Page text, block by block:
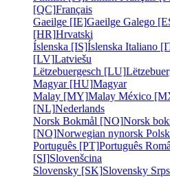
[QC]Français
Gaeilge [IE]Gaeilge Galego
[HR]Hrvatski
Íslenska [IS]Íslenska Italiano
[LV]Latviešu
Lëtzebuergesch [LU]
Magyar [HU]Magyar
Malay [MY]Malay México
[NL]Nederlands
Norsk Bokmål [NO]Norsk
[NO]Norwegian nynorsk
Português [PT]Português
[SI]Slovenšcina
Slovensky [SK]Slovensky